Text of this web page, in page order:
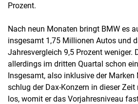
Prozent.
Nach neun Monaten bringt BMW es
insgesamt 1,75 Millionen Autos und
Jahresvergleich 9,5 Prozent weniger.
allerdings im dritten Quartal schon
Insgesamt, also inklusive der Marken
schlug der Dax-Konzern in dieser
los, womit er das Vorjahresniveau